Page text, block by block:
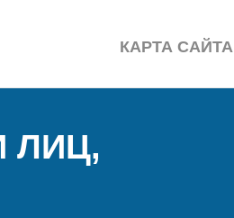
КАРТА САЙТА
ЛИЦ,